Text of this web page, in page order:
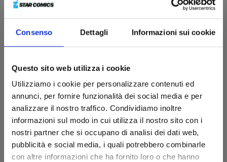
Consenso Dettagli Informazioni sui cookie
Questo sito web utilizza i cookie
Utilizziamo i cookie per personalizzare contenuti ed
annunci, per fornire funzionalità dei social media e per
analizzare il nostro traffico. Condividiamo inoltre
informazioni sul modo in cui utilizza il nostro sito con i
nostri partner che si occupano di analisi dei dati web,
pubblicità e social media, i quali potrebbero combinarle
con altre informazioni che ha fornito loro o che hanno
NUE'S EXORCIST n. 1